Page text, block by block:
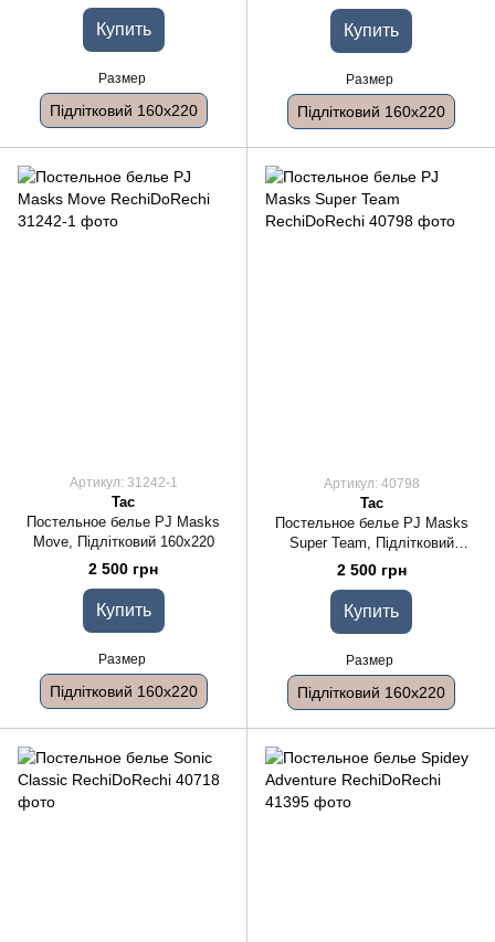
Купить
Размер
Підлітковий 160x220
Купить
Размер
Підлітковий 160x220
Артикул: 31242-1
Tac
Постельное белье PJ Masks
Move, Підлітковий 160x220
2 500 грн
Купить
Размер
Підлітковий 160x220
Артикул: 40798
Tac
Постельное белье PJ Masks
Super Team, Підлітковий
160x220
2 500 грн
Купить
Размер
Підлітковий 160x220